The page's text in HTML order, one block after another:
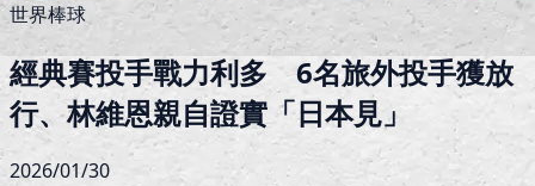
世界棒球
經典賽投手戰力利多 6名旅外投手獲放
行、林維恩親自證實「日本見」
2026/01/30